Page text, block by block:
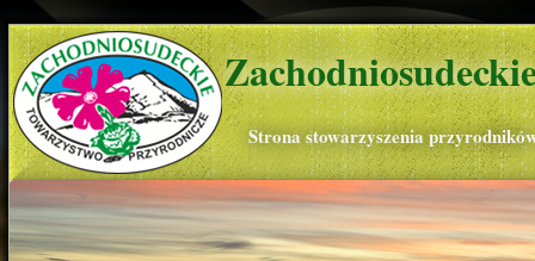
Strona stowarzyszenia